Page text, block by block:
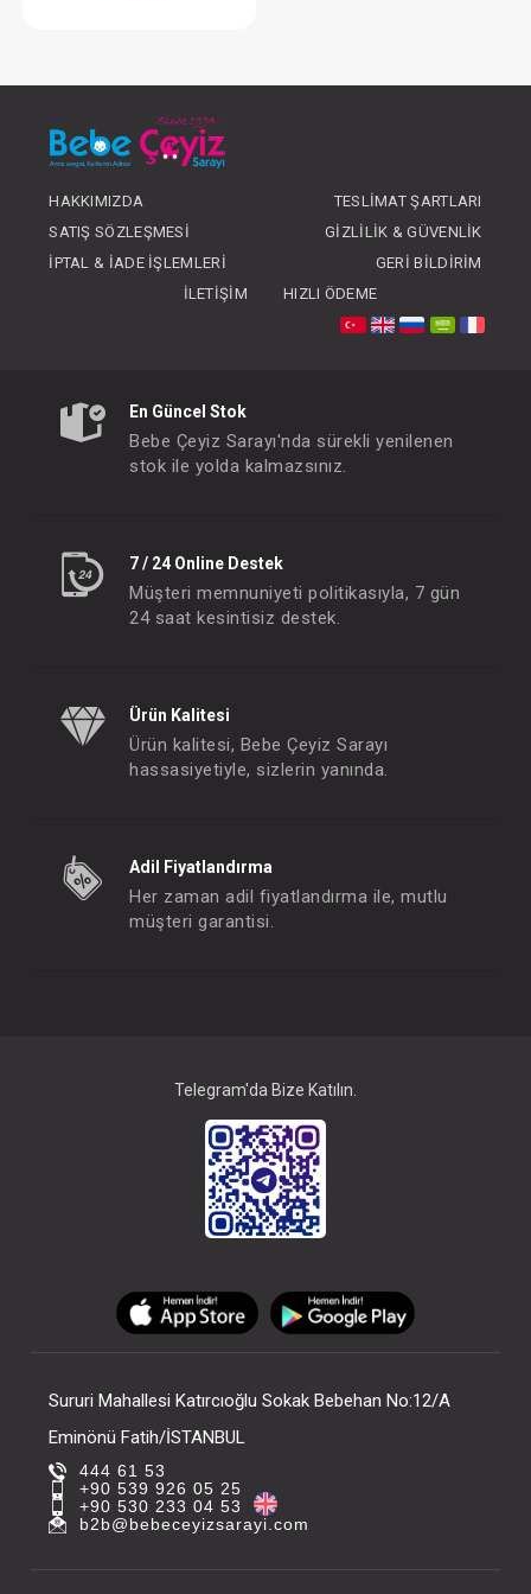
OLUNUZ
HAKKIMIZDA
TESLIMAT ŞARTLARI
SATIŞ SÖZLEŞMESI
GIZLILIK & GÜVENLIK
İPTAL & İADE İŞLEMLERI
GERI BILDIRIM
İLETIŞIM
HIZLI ÖDEME
En Güncel Stok
Bebe Çeyiz Sarayı'nda sürekli yenilenen
stok ile yolda kalmazsınız.
7 / 24 Online Destek
Müşteri memnuniyeti politikasıyla, 7 gün
24 saat kesintisiz destek.
Ürün Kalitesi
Ürün kalitesi, Bebe Çeyiz Sarayı
hassasiyetiyle, sizlerin yanında.
Adil Fiyatlandırma
Her zaman adil fiyatlandırma ile, mutlu
müşteri garantisi.
Telegram'da Bize Katılın.
Sururi Mahallesi Katırcıoğlu Sokak Bebehan No:12/A
Eminönü Fatih/İSTANBUL
444 61 53
+90 539 926 05 25
+90 530 233 04 53
b2b@bebeceyizsarayi.com